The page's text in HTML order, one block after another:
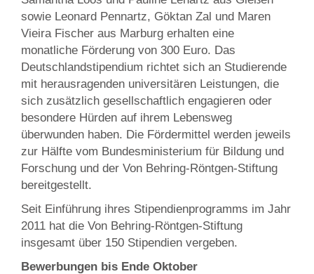
sowie Leonard Pennartz, Göktan Zal und Maren
Vieira Fischer aus Marburg erhalten eine
monatliche Förderung von 300 Euro. Das
Deutschlandstipendium richtet sich an Studierende
mit herausragenden universitären Leistungen, die
sich zusätzlich gesellschaftlich engagieren oder
besondere Hürden auf ihrem Lebensweg
überwunden haben. Die Fördermittel werden jeweils
zur Hälfte vom Bundesministerium für Bildung und
Forschung und der Von Behring-Röntgen-Stiftung
bereitgestellt.
Seit Einführung ihres Stipendienprogramms im Jahr
2011 hat die Von Behring-Röntgen-Stiftung
insgesamt über 150 Stipendien vergeben.
Bewerbungen bis Ende Oktober